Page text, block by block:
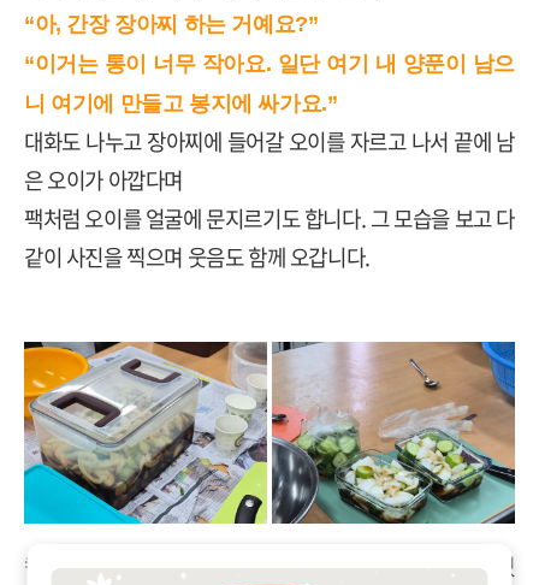
“아, 간장 장아찌 하는 거예요?”
“이거는 통이 너무 작아요. 일단 여기 내 양푼이 남으
니 여기에 만들고 봉지에 싸가요.”
대화도 나누고장아찌에 들어갈 오이를 자르고 나서 끝에 남
은 오이가 아깝다며
팩처럼 오이를 얼굴에 문지르기도 합니다.그 모습을 보고 다
같이 사진을 찍으며 웃음도 함께 오갑니다.
칼질이 서툰 회원에게는 자연스럽게 도움의 손길도 이어졌